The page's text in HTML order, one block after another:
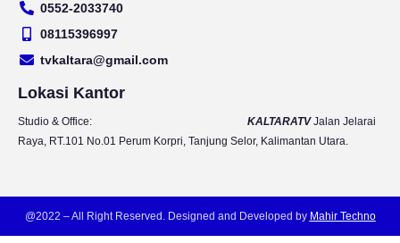
u
b
a
g
a
m
k
0552-2033740
08115396997
tvkaltara@gmail.com
Lokasi Kantor
Studio & Office: KALTARATVJalan Jelarai
Raya, RT.101 No.01 Perum Korpri, Tanjung Selor, Kalimantan Utara.
@2022 – All Right Reserved. Designed and Developed by Mahir Techno